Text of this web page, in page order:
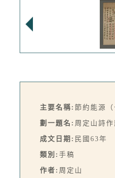
主要名稱: 節約能源（
劃一題名: 周定山詩作
成文日期: 民國63年
類別: 手稿
作者: 周定山